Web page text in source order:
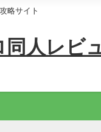
略サイト
人レビ